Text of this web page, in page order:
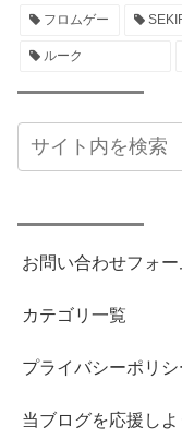
フロムゲー
ルーク
お問い合わせフォー
カテゴリ一覧
プライバシーポリシ
当ブログを応援しよ